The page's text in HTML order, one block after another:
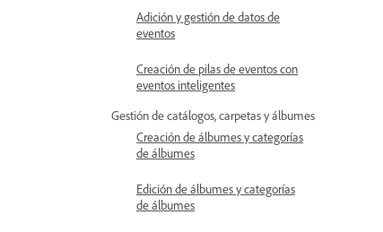
Adición y gestión de datos de
eventos
Creación de pilas de eventos con
eventos inteligentes
Gestión de catálogos, carpetas y álbumes
Creación de álbumes y categorías
de álbumes
Edición de álbumes y categorías
de álbumes